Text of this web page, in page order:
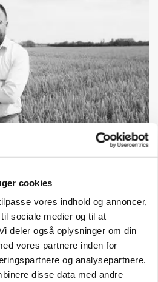
cookies
vores indhold og annoncer,
sociale medier og til at
deler også oplysninger om din
vores partnere inden for
og analysepartnere.
disse data med andre
beslutte, om man vil